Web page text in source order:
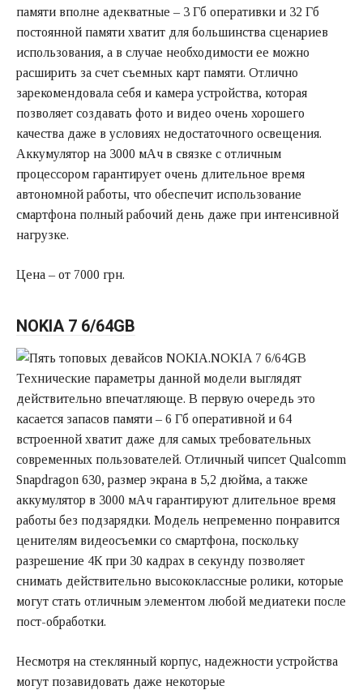
памяти вполне адекватные – 3 Гб оперативки и 32 Гб
постоянной памяти хватит для большинства сценариев
использования, а в случае необходимости ее можно
расширить за счет съемных карт памяти. Отлично
зарекомендовала себя и камера устройства, которая
позволяет создавать фото и видео очень хорошего
качества даже в условиях недостаточного освещения.
Аккумулятор на 3000 мАч в связке с отличным
процессором гарантирует очень длительное время
автономной работы, что обеспечит использование
смартфона полный рабочий день даже при интенсивной
нагрузке.
Цена – от 7000 грн.
NOKIA 7 6/64GB
Технические параметры данной модели выглядят
действительно впечатляюще. В первую очередь это
касается запасов памяти – 6 Гб оперативной и 64
встроенной хватит даже для самых требовательных
современных пользователей. Отличный чипсет Qualcomm
Snapdragon 630, размер экрана в 5,2 дюйма, а также
аккумулятор в 3000 мАч гарантируют длительное время
работы без подзарядки. Модель непременно понравится
ценителям видеосъемки со смартфона, поскольку
разрешение 4К при 30 кадрах в секунду позволяет
снимать действительно высококлассные ролики, которые
могут стать отличным элементом любой медиатеки после
пост-обработки.
Несмотря на стеклянный корпус, надежности устройства
могут позавидовать даже некоторые